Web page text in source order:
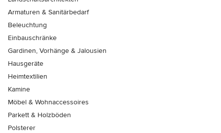
Armaturen & Sanitärbedarf
Beleuchtung
Einbauschränke
Gardinen, Vorhänge & Jalousien
Hausgeräte
Heimtextilien
Kamine
Möbel & Wohnaccessoires
Parkett & Holzböden
Polsterer